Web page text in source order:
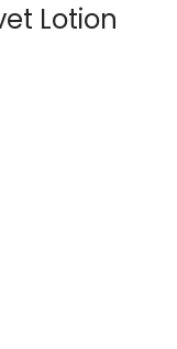
Lotion